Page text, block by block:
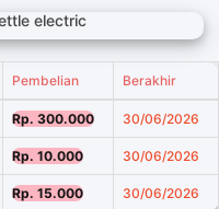
electric
Pembelian Berakhir
Rp. 300.000 30/06/2026
Rp. 10.000 30/06/2026
Rp. 15.000 30/06/2026